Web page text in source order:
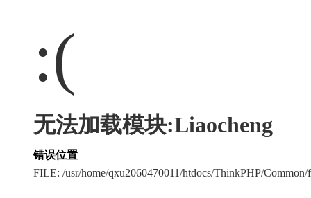
:(
无法加载模块:Liaocheng
错误位置
FILE: /usr/home/qxu2060470011/htdocs/ThinkPHP/